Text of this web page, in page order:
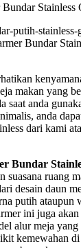
Stainless
makan yang
saat anda
anda
dari kami
Bundar
suasana ruang
desain daun
putih ataupun
ini juga akan
alur meja yang
kemewahan